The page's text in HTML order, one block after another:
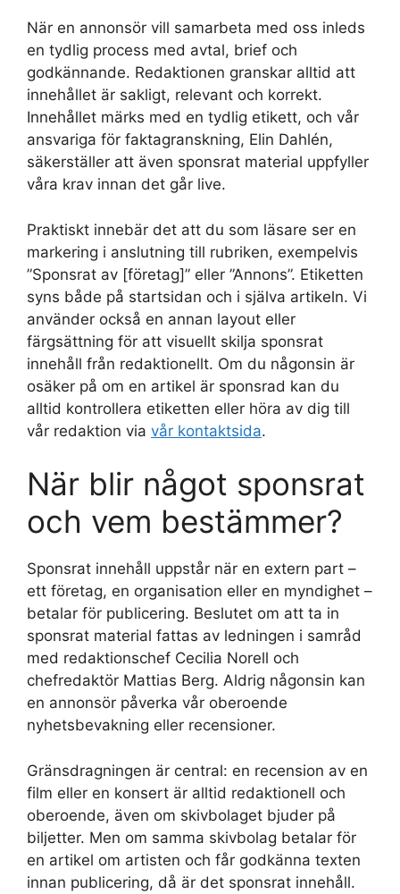
När en annonsör vill samarbeta med oss inleds
en tydlig process med avtal, brief och
godkännande. Redaktionen granskar alltid att
innehållet är sakligt, relevant och korrekt.
Innehållet märks med en tydlig etikett, och vår
ansvariga för faktagranskning, Elin Dahlén,
säkerställer att även sponsrat material uppfyller
våra krav innan det går live.
Praktiskt innebär det att du som läsare ser en
markering i anslutning till rubriken, exempelvis
”Sponsrat av [företag]” eller ”Annons”. Etiketten
syns både på startsidan och i själva artikeln. Vi
använder också en annan layout eller
färgsättning för att visuellt skilja sponsrat
innehåll från redaktionellt. Om du någonsin är
osäker på om en artikel är sponsrad kan du
alltid kontrollera etiketten eller höra av dig till
vår redaktion via vår kontaktsida.
När blir något sponsrat
och vem bestämmer?
Sponsrat innehåll uppstår när en extern part –
ett företag, en organisation eller en myndighet –
betalar för publicering. Beslutet om att ta in
sponsrat material fattas av ledningen i samråd
med redaktionschef Cecilia Norell och
chefredaktör Mattias Berg. Aldrig någonsin kan
en annonsör påverka vår oberoende
nyhetsbevakning eller recensioner.
Gränsdragningen är central: en recension av en
film eller en konsert är alltid redaktionell och
oberoende, även om skivbolaget bjuder på
biljetter. Men om samma skivbolag betalar för
en artikel om artisten och får godkänna texten
innan publicering, då är det sponsrat innehåll.